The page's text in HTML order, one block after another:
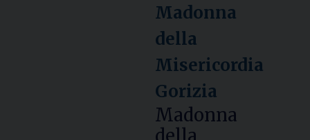
Madonna
della
Misericordia
Gorizia
Madonna